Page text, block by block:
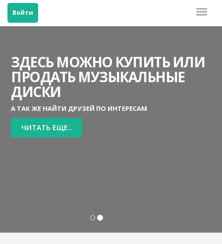
Войти
ЗДЕСЬ МОЖНО КУПИТЬ ИЛИ
ПРОДАТЬ МУЗЫКАЛЬНЫЕ
ДИСКИ
А ТАК ЖЕ НАЙТИ ДРУЗЕЙ ПО ИНТЕРЕСАМ
ЧИТАТЬ ЕЩЕ..